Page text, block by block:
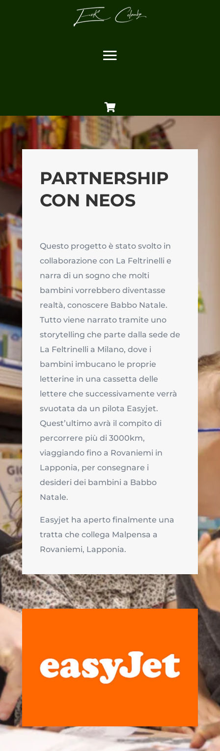

PARTNERSHIP
CON NEOS
Questo progetto è stato svolto in
collaborazione con La Feltrinelli e
narra di un sogno che molti
bambini vorrebbero diventasse
realtà, conoscere Babbo Natale.
Tutto viene narrato tramite uno
storytelling che parte dalla sede de
La Feltrinelli a Milano, dove i
bambini imbucano le proprie
letterine in una cassetta delle
lettere che successivamente verrà
svuotata da un pilota Easyjet.
Quest’ultimo avrà il compito di
percorrere più di 3000km,
viaggiando fino a Rovaniemi in
Lapponia, per consegnare i
desideri dei bambini a Babbo
Natale.
Easyjet ha aperto finalmente una
tratta che collega Malpensa a
Rovaniemi, Lapponia.